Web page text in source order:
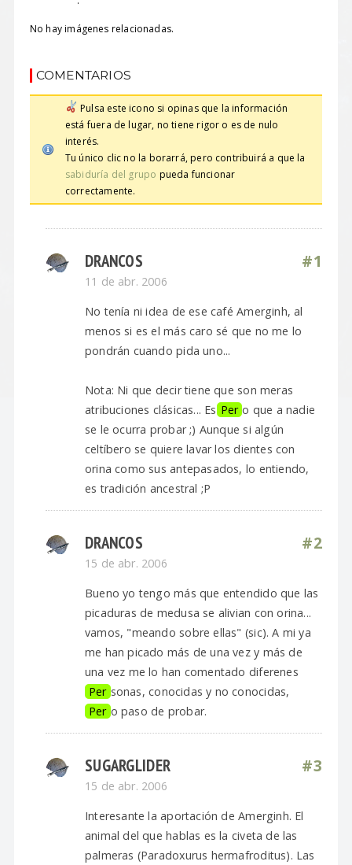
No hay imágenes relacionadas.
COMENTARIOS
Pulsa este icono si opinas que la información
está fuera de lugar, no tiene rigor o es de nulo
interés.
Tu único clic no la borarrá, pero contribuirá a que la
sabiduría del grupo pueda funcionar
correctamente.
#1
DRANCOS
11 de abr. 2006
No tenía ni idea de ese café Amerginh, al
menos si es el más caro sé que no me lo
pondrán cuando pida uno...
Nota: Ni que decir tiene que son meras
atribuciones clásicas... Es Per o que a nadie
se le ocurra probar ;) Aunque si algún
celtíbero se quiere lavar los dientes con
orina como sus antepasados, lo entiendo,
es tradición ancestral ;P
#2
DRANCOS
15 de abr. 2006
Bueno yo tengo más que entendido que las
picaduras de medusa se alivian con orina...
vamos, "meando sobre ellas" (sic). A mi ya
me han picado más de una vez y más de
una vez me lo han comentado diferenes
Per sonas, conocidas y no conocidas,
Per o paso de probar.
#3
SUGARGLIDER
15 de abr. 2006
Interesante la aportación de Amerginh. El
animal del que hablas es la civeta de las
palmeras (Paradoxurus hermafroditus). Las